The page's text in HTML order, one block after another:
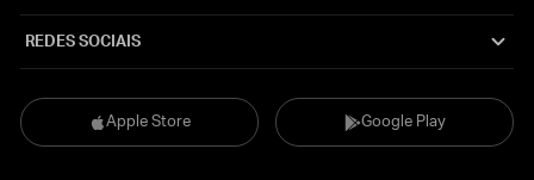
Apple Store Google Play
REDES SOCIAIS